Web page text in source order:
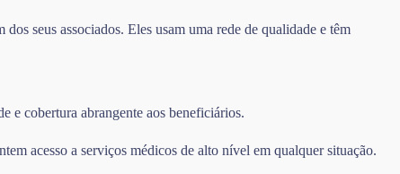
seus associados. Eles usam uma rede de qualidade e têm
e cobertura abrangente aos beneficiários.
acesso a serviços médicos de alto nível em qualquer situação.